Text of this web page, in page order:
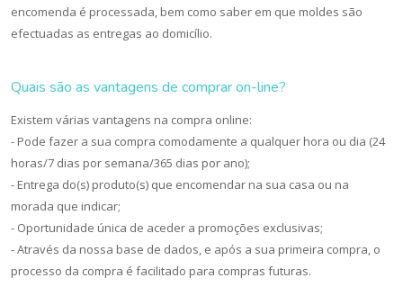
encomenda é processada, bem como saber em que moldes são
efectuadas as entregas ao domicílio.
Quais são as vantagens de comprar on-line?
Existem várias vantagens na compra online:
- Pode fazer a sua compra comodamente a qualquer hora ou dia (24
horas/7 dias por semana/365 dias por ano);
- Entrega do(s) produto(s) que encomendar na sua casa ou na
morada que indicar;
- Oportunidade única de aceder a promoções exclusivas;
- Através da nossa base de dados, e após a sua primeira compra, o
processo da compra é facilitado para compras futuras.